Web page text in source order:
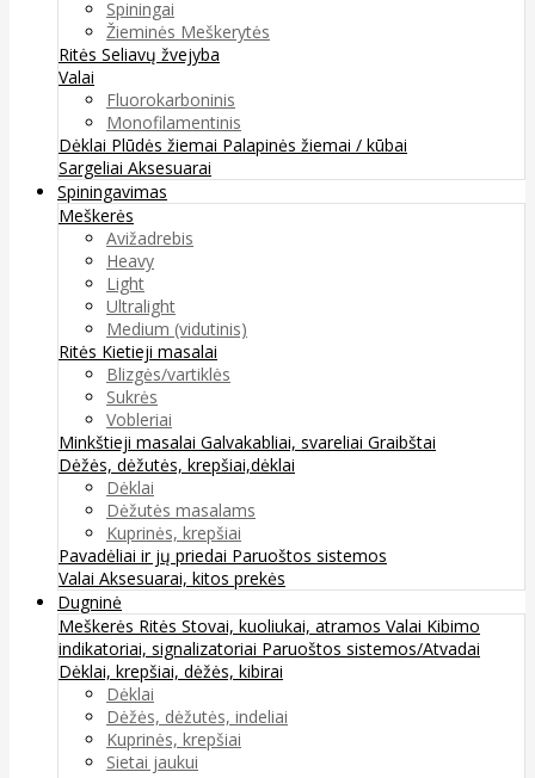
Spiningai
Žieminės Meškerytės
Ritės Seliavų žvejyba
Valai
Fluorokarboninis
Monofilamentinis
Dėklai Plūdės žiemai Palapinės žiemai / kūbai
Sargeliai Aksesuarai
Spiningavimas
Meškerės
Avižadrebis
Heavy
Light
Ultralight
Medium (vidutinis)
Ritės Kietieji masalai
Blizgės/vartiklės
Sukrės
Vobleriai
Minkštieji masalai Galvakabliai, svareliai Graibštai
Dėžės, dėžutės, krepšiai,dėklai
Dėklai
Dėžutės masalams
Kuprinės, krepšiai
Pavadėliai ir jų priedai Paruoštos sistemos
Valai Aksesuarai, kitos prekės
Dugninė
Meškerės Ritės Stovai, kuoliukai, atramos Valai Kibimo
indikatoriai, signalizatoriai Paruoštos sistemos/Atvadai
Dėklai, krepšiai, dėžės, kibirai
Dėklai
Dėžės, dėžutės, indeliai
Kuprinės, krepšiai
Sietai jaukui